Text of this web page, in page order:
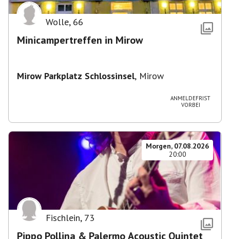
Wolle, 66
Minicampertreffen in Mirow
Mirow Parkplatz Schlossinsel, Mirow
ANMELDEFRIST
VORBEI
Morgen, 07.08.2026
20:00
Fischlein, 73
Pippo Pollina & Palermo Acoustic Quintet